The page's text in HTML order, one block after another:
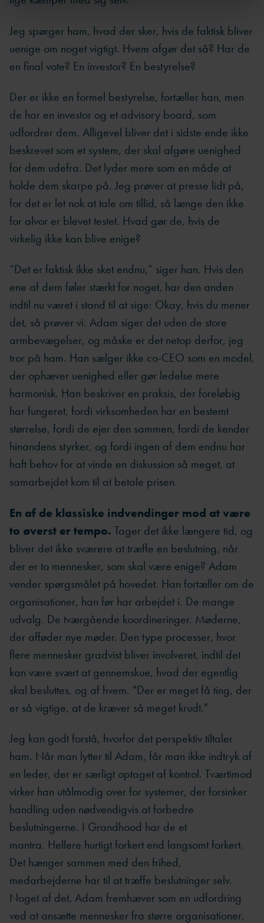
Jeg spørger ham, hvad der sker, hvis de faktisk bliver
uenige om noget vigtigt. Hvem afgør det så? Har de
en final vote? En investor? En bestyrelse?
Der er ikke en formel bestyrelse, fortæller han, men
de har en investor og et advisory board, som
udfordrer dem. Alligevel bliver det i sidste ende ikke
beskrevet som et system, der skal afgøre uenighed
for dem udefra. Det lyder mere som en måde at
holde dem skarpe på. Jeg prøver at presse lidt på,
for det er let nok at tale om tillid, så længe den ikke
for alvor er blevet testet. Hvad gør de, hvis de
virkelig ikke kan blive enige?
“Det er faktisk ikke sket endnu,” siger han. Hvis den
ene af dem føler stærkt for noget, har den anden
indtil nu været i stand til at sige: Okay, hvis du mener
det, så prøver vi. Adam siger det uden de store
armbevægelser, og måske er det netop derfor, jeg
tror på ham. Han sælger ikke co-CEO som en model,
der ophæver uenighed eller gør ledelse mere
harmonisk. Han beskriver en praksis, der foreløbig
har fungeret, fordi virksomheden har en bestemt
størrelse, fordi de ejer den sammen, fordi de kender
hinandens styrker, og fordi ingen af dem endnu har
haft behov for at vinde en diskussion så meget, at
samarbejdet kom til at betale prisen.
En af de klassiske indvendinger mod at være
to øverst er tempo. Tager det ikke længere tid, og
bliver det ikke sværere at træffe en beslutning, når
der er to mennesker, som skal være enige? Adam
vender spørgsmålet på hovedet. Han fortæller om de
organisationer, han før har arbejdet i. De mange
udvalg. De tværgående koordineringer. Møderne,
der afføder nye møder. Den type processer, hvor
flere mennesker gradvist bliver involveret, indtil det
kan være svært at gennemskue, hvad der egentlig
skal besluttes, og af hvem. "Der er meget få ting, der
er så vigtige, at de kræver så meget krudt."
Jeg kan godt forstå, hvorfor det perspektiv tiltaler
ham. Når man lytter til Adam, får man ikke indtryk af
en leder, der er særligt optaget af kontrol. Tværtimod
virker han utålmodig over for systemer, der forsinker
handling uden nødvendigvis at forbedre
beslutningerne. I Grandhood har de et
mantra. Hellere hurtigt forkert end langsomt forkert.
Det hænger sammen med den frihed,
medarbejderne har til at træffe beslutninger selv.
Noget af det, Adam fremhæver som en udfordring
ved at ansætte mennesker fra større organisationer,